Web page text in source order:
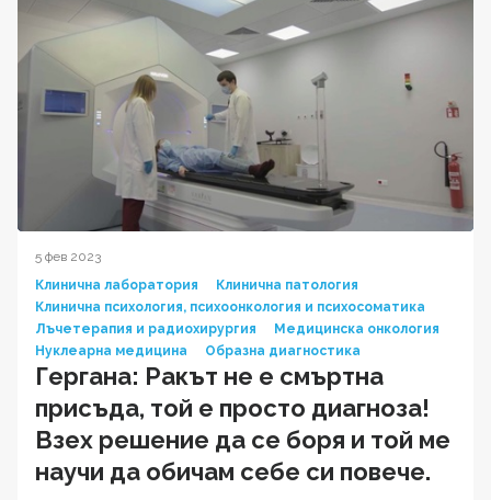
5 фев 2023
Клинична лаборатория
Клинична патология
Клинична психология, психоонкология и психосоматика
Лъчетерапия и радиохирургия
Медицинска онкология
Нуклеарна медицина
Образна диагностика
Гергана: Ракът не е смъртна
присъда, той е просто диагноза!
Взех решение да се боря и той ме
научи да обичам себе си повече.